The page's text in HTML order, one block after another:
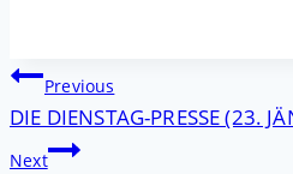
Previous
DIE DIENSTAG-PRESSE (23.
Next